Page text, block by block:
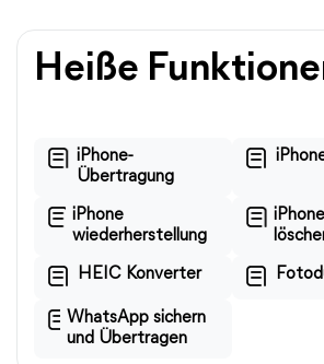
Heiße
iPhone-
Übertragung
iPhone
wiederherstellung
HEIC Konverter
WhatsApp sichern
und Übertragen